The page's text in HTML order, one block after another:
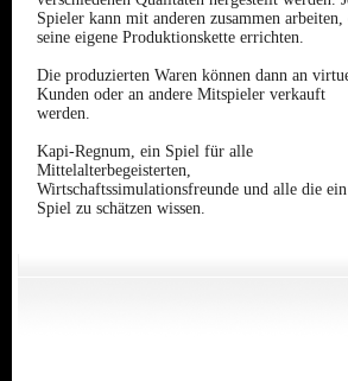
Spieler kann mit anderen zusammen arbeiten,
seine eigene Produktionskette errichten.
Die produzierten Waren können dann an
Kunden oder an andere Mitspieler verkauft
werden.
Kapi-Regnum, ein Spiel für alle
Mittelalterbegeisterten,
Wirtschaftssimulationsfreunde und alle die
Spiel zu schätzen wissen.